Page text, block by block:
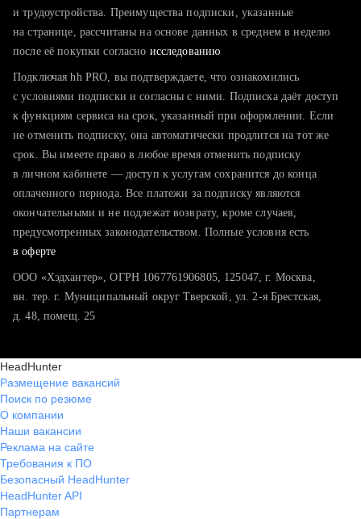
тратите много времени на поиск и вручную поднимаете
хотите сравнить себя с конкурентами и оценить шансы
и трудоустройства. Преимущества подписки, указанные
на странице, рассчитаны на основе данных в среднем в неделю
после её покупки согласно исследованию
Подключая hh PRO, вы подтверждаете, что ознакомились
с условиями подписки и согласны с ними. Подписка даёт доступ
к функциям сервиса на срок, указанный при оформлении. Если
не отменить подписку, она автоматически продлится на тот же
срок. Вы имеете право в любое время отменить подписку
в личном кабинете — доступ к услугам сохранится до конца
оплаченного периода. Все платежи за подписку являются
окончательными и не подлежат возврату, кроме случаев,
предусмотренных законодательством. Полные условия есть
в оферте
ООО «Хэдхантер», ОГРН 1067761906805, 125047, г. Москва,
вн. тер. г. Муниципальный округ Тверской, ул. 2-я Брестская,
д. 48, помещ. 25
HeadHunter
Размещение вакансий
Поиск по резюме
О компании
Наши вакансии
Реклама на сайте
Требования к ПО
Безопасный HeadHunter
HeadHunter API
Партнерам